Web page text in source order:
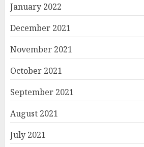
January 2022
December 2021
November 2021
October 2021
September 2021
August 2021
July 2021